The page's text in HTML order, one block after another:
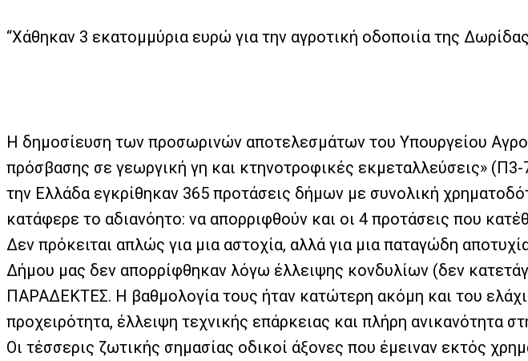
“Χάθηκαν 3 εκατομμύρια ευρώ για την αγροτική οδοποιία της
Η δημοσίευση των προσωρινών αποτελεσμάτων του Υπουργείου
πρόσβασης σε γεωργική γη και κτηνοτροφικές εκμεταλλεύσεις»
την Ελλάδα εγκρίθηκαν 365 προτάσεις δήμων με συνολική
κατάφερε το αδιανόητο: να απορριφθούν και οι 4 προτάσεις που
Δεν πρόκειται απλώς για μια αστοχία, αλλά για μια παταγώδη
Δήμου μας δεν απορρίφθηκαν λόγω έλλειψης κονδυλίων (δεν
ΠΑΡΑΔΕΚΤΕΣ. Η βαθμολογία τους ήταν κατώτερη ακόμη και του
προχειρότητα, έλλειψη τεχνικής επάρκειας και πλήρη ανικανότητα
Οι τέσσερις ζωτικής σημασίας οδικοί άξονες που έμειναν εκτός